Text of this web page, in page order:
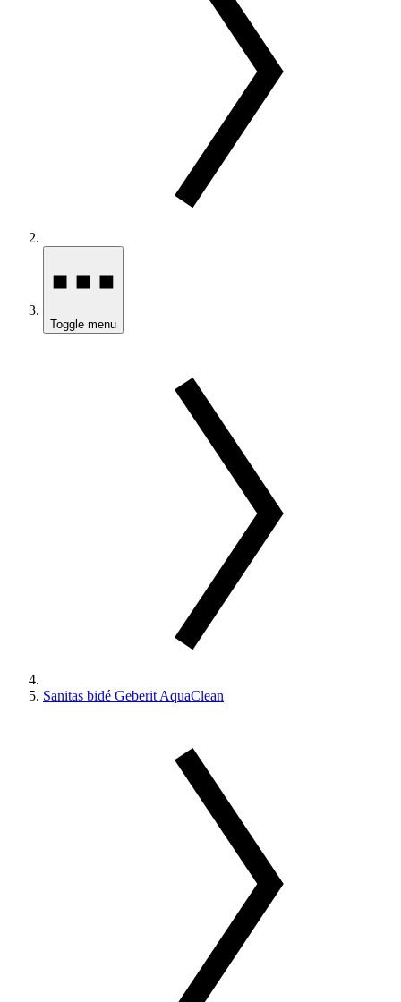
Toggle menu
Sanitas bidé Geberit AquaClean